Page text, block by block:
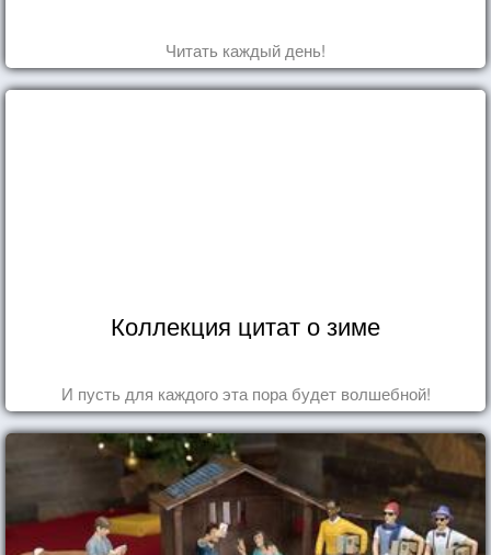
Читать каждый день!
Коллекция цитат о зиме
И пусть для каждого эта пора будет волшебной!